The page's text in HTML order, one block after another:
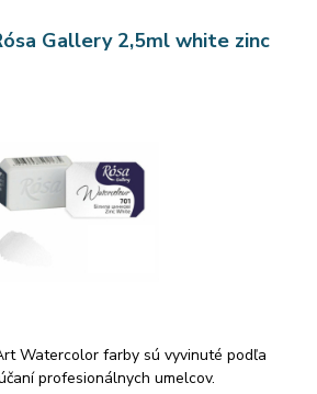
Gallery 2,5ml white zinc
Watercolor farby sú vyvinuté podľa
profesionálnych umelcov.